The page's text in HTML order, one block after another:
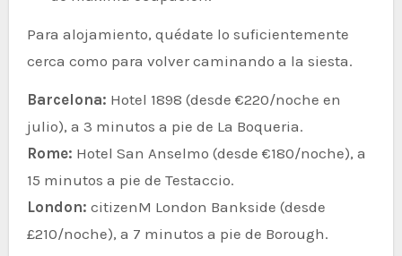
Para alojamiento, quédate lo suficientemente
cerca como para volver caminando a la siesta.
Barcelona: Hotel 1898 (desde €220/noche en
julio), a 3 minutos a pie de La Boqueria.
Rome: Hotel San Anselmo (desde €180/noche), a
15 minutos a pie de Testaccio.
London: citizenM London Bankside (desde
£210/noche), a 7 minutos a pie de Borough.